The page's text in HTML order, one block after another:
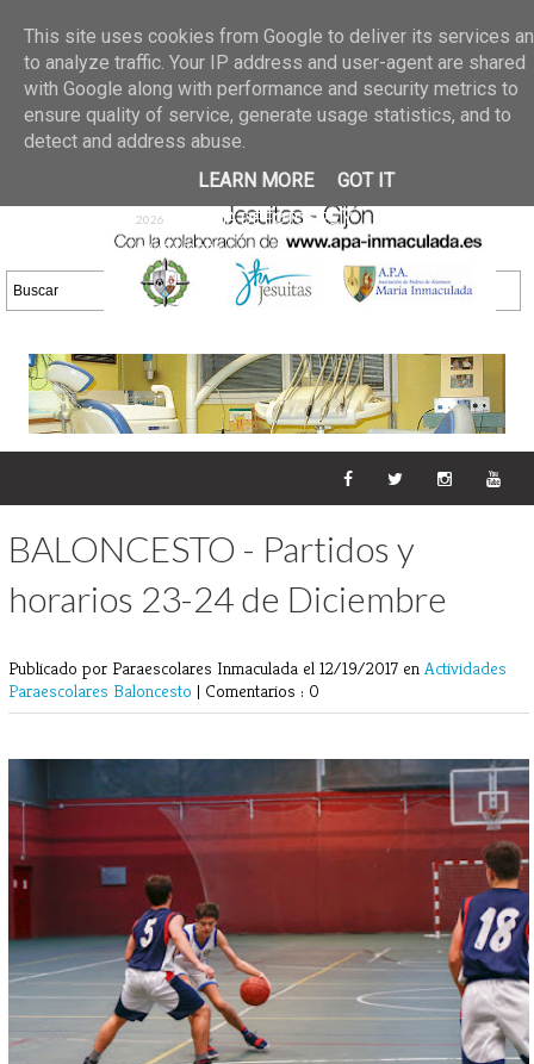
02 jun 2026
GALERIA DE FOTOS
30/05/2026
25 may 2026
GALERIA
DE FOTOS 23/05/2026
20 may
2026
GALERIA DE FOTOS
16/05/2026
DE FOTOS 09/05/2026
28 abr
2026
GALERIA DE FOTOS 25 Y
26/04/2026
BALONCESTO - Partidos y
horarios 23-24 de Diciembre
Publicado por Paraescolares Inmaculada el 12/19/2017 en Actividades
Paraescolares Baloncesto | Comentarios : 0
This site uses cookies from Google to deliver its services
to analyze traffic. Your IP address and user-agent are shared
with Google along with performance and security metrics to
ensure quality of service, generate usage statistics, and to
detect and address abuse.
LEARN MORE
GOT IT